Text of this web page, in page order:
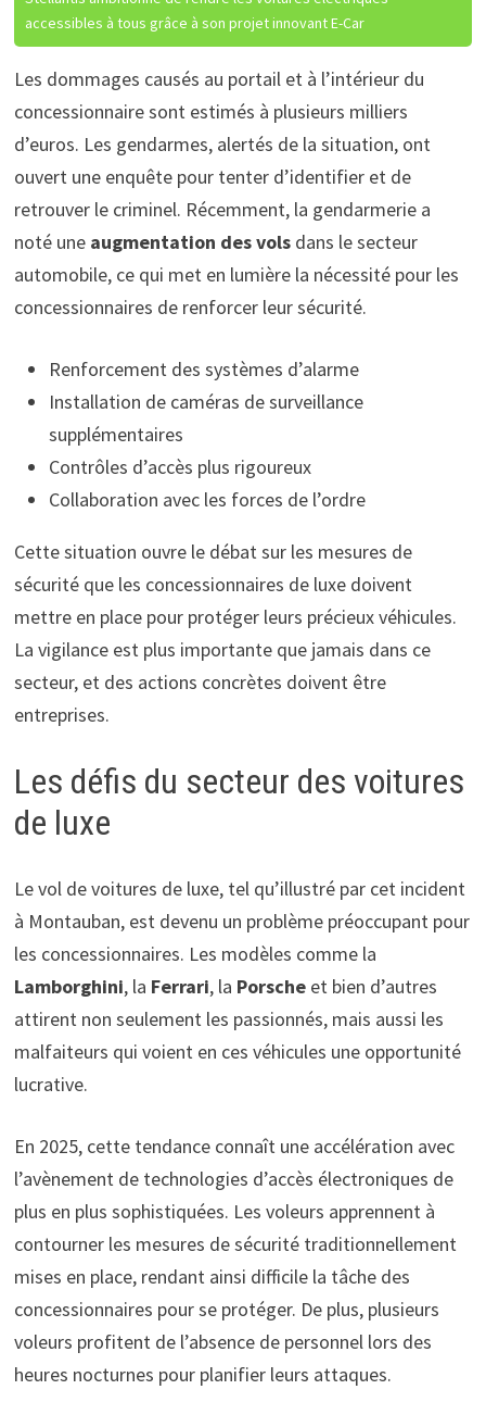
accessibles à tous grâce à son projet innovant E-Car
Les dommages causés au portail et à l’intérieur du
concessionnaire sont estimés à plusieurs milliers
d’euros. Les gendarmes, alertés de la situation, ont
ouvert une enquête pour tenter d’identifier et de
retrouver le criminel. Récemment, la gendarmerie a
noté une augmentation des volsdans le secteur
automobile, ce qui met en lumière la nécessité pour les
concessionnaires de renforcer leur sécurité.
Renforcement des systèmes d’alarme
Installation de caméras de surveillance
supplémentaires
Contrôles d’accès plus rigoureux
Collaboration avec les forces de l’ordre
Cette situation ouvre le débat sur les mesures de
sécurité que les concessionnaires de luxe doivent
mettre en place pour protéger leurs précieux véhicules.
La vigilance est plus importante que jamais dans ce
secteur, et des actions concrètes doivent être
entreprises.
Les défis du secteur des voitures
de luxe
Le vol de voitures de luxe, tel qu’illustré par cet incident
à Montauban, est devenu un problème préoccupant pour
les concessionnaires. Les modèles comme la
Lamborghini, la Ferrari, la Porscheet bien d’autres
attirent non seulement les passionnés, mais aussi les
malfaiteurs qui voient en ces véhicules une opportunité
lucrative.
En 2025, cette tendance connaît une accélération avec
l’avènement de technologies d’accès électroniques de
plus en plus sophistiquées. Les voleurs apprennent à
contourner les mesures de sécurité traditionnellement
mises en place, rendant ainsi difficile la tâche des
concessionnaires pour se protéger. De plus, plusieurs
voleurs profitent de l’absence de personnel lors des
heures nocturnes pour planifier leurs attaques.